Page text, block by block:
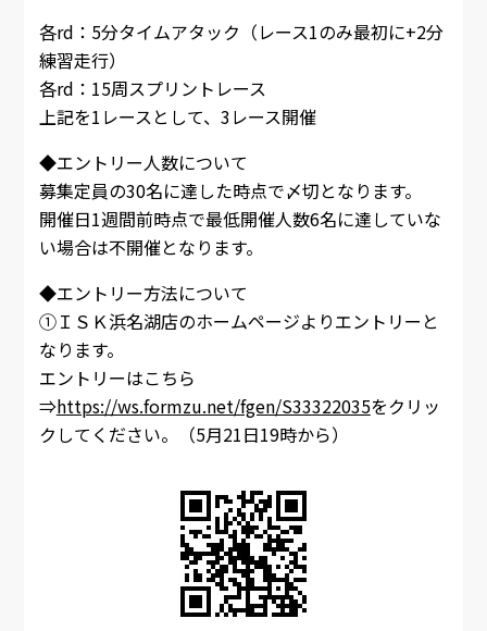
各rd：5分タイムアタック（レース1のみ最初に+2分
練習走行）
各rd：15周スプリントレース
上記を1レースとして、3レース開催
◆エントリー人数について
募集定員の30名に達した時点で〆切となります。
開催日1週間前時点で最低開催人数6名に達していな
い場合は不開催となります。
◆エントリー方法について
①ＩＳＫ浜名湖店のホームページよりエントリーと
なります。
エントリーはこちら
⇒https://ws.formzu.net/fgen/S33322035をクリッ
クしてください。（5月21日19時から）